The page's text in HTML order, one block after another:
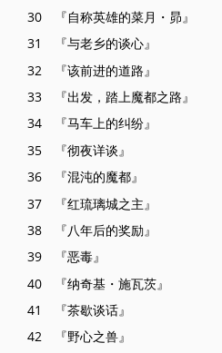
30 『自称英雄的菜月・昴』
31 『与老乡的谈心』
32 『该前进的道路』
33 『出发，踏上魔都之路』
34 『马车上的纠纷』
35 『彻夜详谈』
36 『混沌的魔都』
37 『红琉璃城之主』
38 『八年后的奖励』
39 『恶毒』
40 『纳奇基・施瓦茨』
41 『茶歇谈话』
42 『野心之兽』